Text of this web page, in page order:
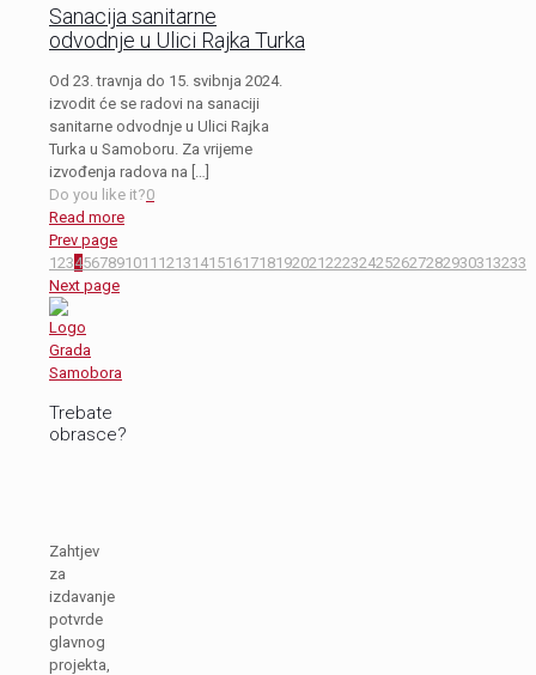
Sanacija sanitarne
odvodnje u Ulici Rajka Turka
Od 23. travnja do 15. svibnja 2024.
izvodit će se radovi na sanaciji
sanitarne odvodnje u Ulici Rajka
Turka u Samoboru. Za vrijeme
izvođenja radova na […]
Do you like it?0
Read more
Prev page
1234567891011 12131415161718192021222324252627282930313233
Next page
Trebate
obrasce?
Zahtjev
za
izdavanje
potvrde
glavnog
projekta,